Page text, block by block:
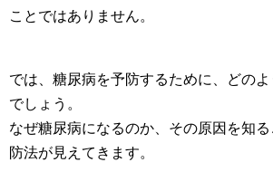
ことではありません。
では、糖尿病を予防するために、どの
でしょう。
なぜ糖尿病になるのか、その原因を知
防法が見えてきます。